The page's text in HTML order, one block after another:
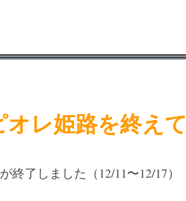
オレ姫路を終えて
が終了しました（12/11〜12/17）